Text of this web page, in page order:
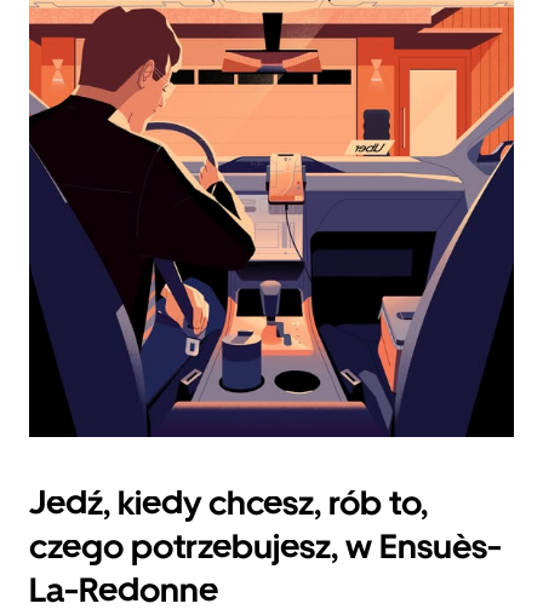
i wybrać
datę.
Naciśnij
klawisz
„Escape”,
aby
zamknąć
kalendarz.
Jedź, kiedy chcesz, rób to,
czego potrzebujesz, w Ensuès-
La-Redonne